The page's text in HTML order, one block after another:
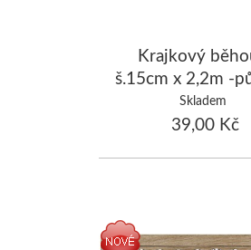
Krajkový
š.15cm x 2,2m -
Skladem
39,00 Kč